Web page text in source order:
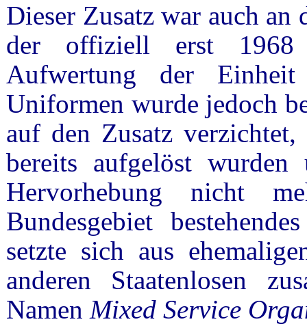
Dieser Zusatz war auch an
der offiziell erst 1968
Aufwertung der
Uniformen wurde jedoch
auf den Zusatz
bereits aufgelöst
Hervorhebung nicht
Bundesgebiet
setzte sich aus
anderen Staatenlosen
Namen Mixed Service